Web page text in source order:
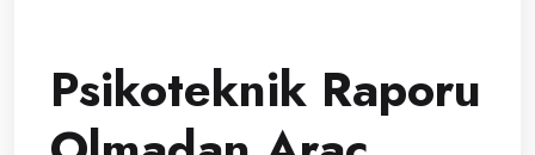
Psikoteknik Raporu